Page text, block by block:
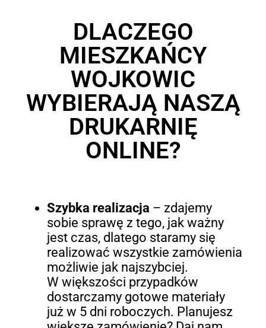
DLACZEGO
MIESZKAŃCY
WOJKOWIC
WYBIERAJĄ NASZĄ
DRUKARNIĘ
ONLINE?
Szybka realizacja – zdajemy
sobie sprawę z tego, jak ważny
jest czas, dlatego staramy się
realizować wszystkie zamówienia
możliwie jak najszybciej.
W większości przypadków
dostarczamy gotowe materiały
już w 5 dni roboczych. Planujesz